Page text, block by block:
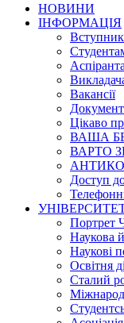
НОВИНИ
ІНФОРМАЦІЯ
Вакансії
Цікаво
ВАША
ВАРТО
Доступ
Портрет
Наукова й
Наукові
Освітня
Сталий